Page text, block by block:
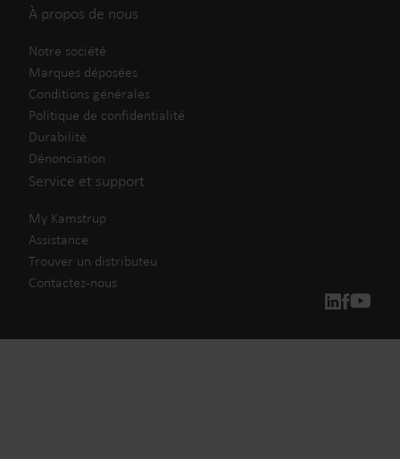
À propos de nous
Notre société
Marques déposées
Conditions générales
Politique de confidentialité
Durabilité
Dénonciation
Service et support
My Kamstrup
Assistance
Trouver un distributeu
Contactez-nous